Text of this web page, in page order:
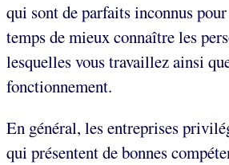
qui sont de parfaits inconnus
temps de mieux connaître les
lesquelles vous travaillez ainsi
fonctionnement.
En général, les entreprises
qui présentent de bonnes